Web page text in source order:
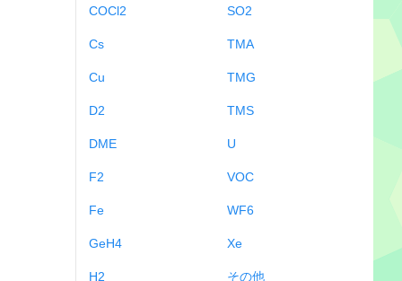
COCl2
Cs
Cu
D2
DME
F2
Fe
GeH4
H2
SO2
TMA
TMG
TMS
U
VOC
WF6
Xe
その他